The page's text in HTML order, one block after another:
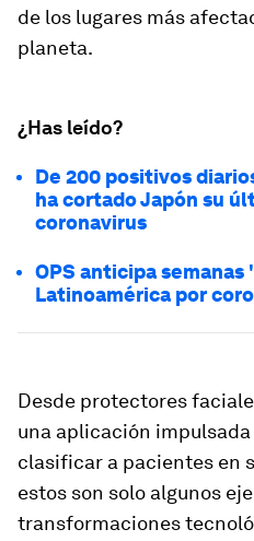
de los lugares más
planeta.
¿Has leído?
De 200 positivos
ha cortado Japón su
coronavirus
OPS anticipa
Latinoamérica por
Desde protectores
una aplicación
clasificar a pacientes en
estos son solo algunos
transformaciones